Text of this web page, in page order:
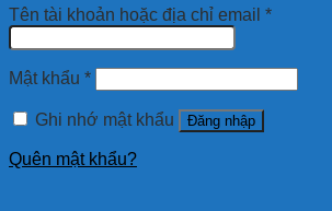
Tên tài khoản hoặc địa chỉ email *
Mật khẩu *
Ghi nhớ mật khẩu Đăng nhập
Quên mật khẩu?